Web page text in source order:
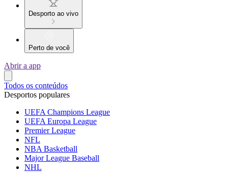
Desporto ao vivo
Perto de você
Abrir a app
Todos os conteúdos
Desportos populares
UEFA Champions League
UEFA Europa League
Premier League
NFL
NBA Basketball
Major League Baseball
NHL